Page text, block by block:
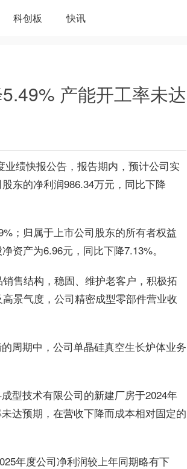
科创板 快讯
产能开工率未达
绩快报公告，报告期内，预计公司实
东的净利润986.34万元，同比下降
；归属于上市公司股东的所有者权益
资产为6.96元，同比下降7.13%。
售结构，稳固、维护老客户，积极拓
景气度，公司精密成型零部件营业收
周期中，公司单晶硅真空生长炉体业务
型技术有限公司的新建厂房于2024年
达预期，在营收下降而成本相对固定的
年度公司净利润较上年同期略有下